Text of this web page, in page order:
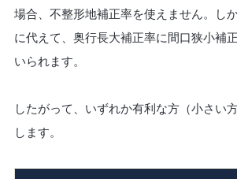
場合、不整形地補正率を使えません。し
に代えて、奥行長大補正率に間口狭小補
いられます。
したがって、いずれか有利な方（小さい
します。